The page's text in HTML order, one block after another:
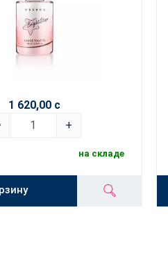
1 620,00 с
+
на складе